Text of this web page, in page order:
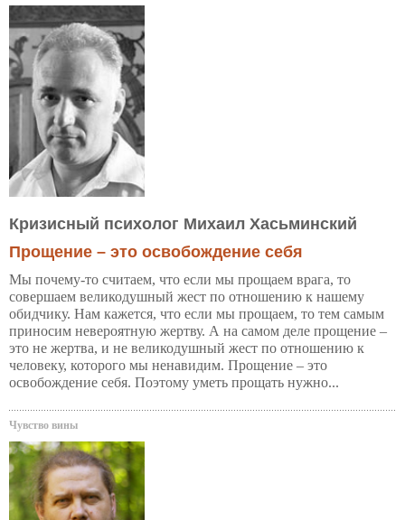
Кризисный психолог Михаил Хасьминский
Прощение – это освобождение себя
Мы почему-то считаем, что если мы прощаем врага, то
совершаем великодушный жест по отношению к нашему
обидчику. Нам кажется, что если мы прощаем, то тем самым
приносим невероятную жертву. А на самом деле прощение –
это не жертва, и не великодушный жест по отношению к
человеку, которого мы ненавидим. Прощение – это
освобождение себя. Поэтому уметь прощать нужно...
Чувство вины